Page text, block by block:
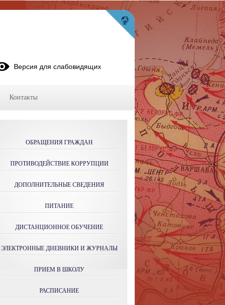
ОБРАЩЕНИЯ ГРАЖДАН
ПРОТИВОДЕЙСТВИЕ КОРРУПЦИИ
ДОПОЛНИТЕЛЬНЫЕ СВЕДЕНИЯ
ПИТАНИЕ
ДИСТАНЦИОННОЕ ОБУЧЕНИЕ
ЭЛЕКТРОННЫЕ ДНЕВНИКИ И ЖУРНАЛЫ
ПРИЕМ В ШКОЛУ
РАСПИСАНИЕ
Версия для слабовидящих
Контакты